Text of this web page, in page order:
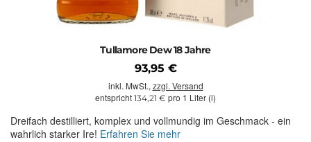
Tullamore Dew 18 Jahre
93,95 €
inkl. MwSt., zzgl. Versand
entspricht 134,21 € pro 1 Liter (l)
Dreifach destilliert, komplex und vollmundig im Geschmack - ein
wahrlich starker Ire! Erfahren Sie mehr